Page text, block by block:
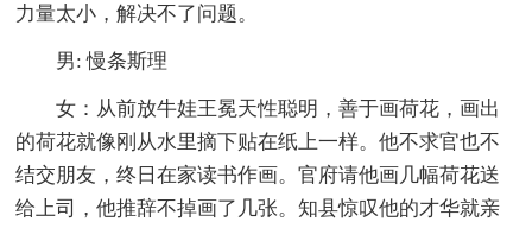
力量太小，解决不了问题。
男: 慢条斯理
女：从前放牛娃王冕天性聪明，善于画荷花，画出
的荷花就像刚从水里摘下贴在纸上一样。他不求官也不
结交朋友，终日在家读书作画。官府请他画几幅荷花送
给上司，他推辞不掉画了几张。知县惊叹他的才华就亲